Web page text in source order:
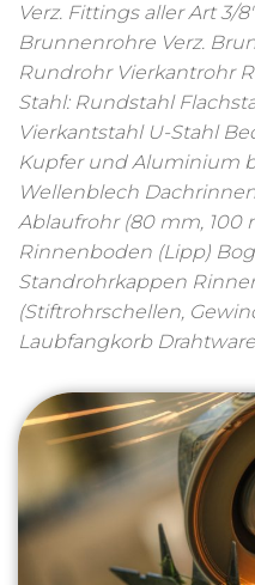
Verz. Fittings aller Art 3/
Brunnenrohre Verz.
Rundrohr Vierkantrohr
Stahl: Rundstahl
Vierkantstahl U-Stahl
Kupfer und Aluminium
Wellenblech
Ablaufrohr (80 mm, 100
Rinnenboden (Lipp)
Standrohrkappen
(Stiftrohrschellen,
Laubfangkorb